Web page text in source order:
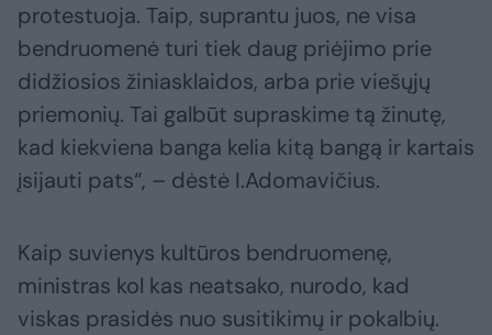
protestuoja. Taip, suprantu juos, ne visa
bendruomenė turi tiek daug priėjimo prie
didžiosios žiniasklaidos, arba prie viešųjų
priemonių. Tai galbūt supraskime tą žinutę,
kad kiekviena banga kelia kitą bangą ir kartais
įsijauti pats“, – dėstė I.Adomavičius.
Kaip suvienys kultūros bendruomenę,
ministras kol kas neatsako, nurodo, kad
viskas prasidės nuo susitikimų ir pokalbių.